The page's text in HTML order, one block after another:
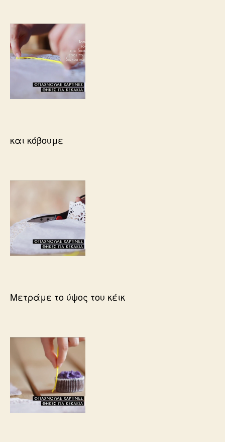
και κόβουμε
Μετράμε το ύψος του κέικ